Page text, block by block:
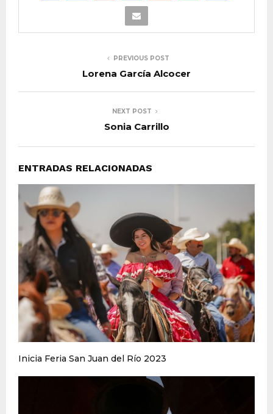
PREVIOUS POST
Lorena García Alcocer
NEXT POST
Sonia Carrillo
ENTRADAS RELACIONADAS
Inicia Feria San Juan del Río 2023